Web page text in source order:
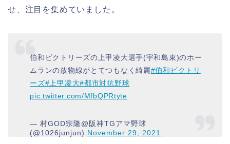
せ、注目を集めていました。
伯和ビクトリーズの上甲凌大選手(宇和島東)のホー
ムランの放物線がとてつもなく綺麗#伯和ビクトリ
ーズ#上甲凌大#都市対抗野球
pic.twitter.com/MfbQPRtyte
— 村GOD宗隆@阪神TGアマ野球
(@1026junjun) November 29, 2021